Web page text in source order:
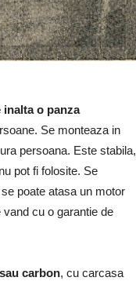
inalta o panza
Se monteaza in
persoana. Este stabila,
pot fi folosite. Se
poate atasa un motor
cu o garantie de
carbon, cu carcasa